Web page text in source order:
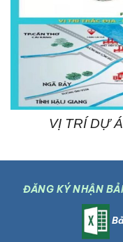
VỊ TRÍ DỰ
ĐĂNG KÝ NHẬN